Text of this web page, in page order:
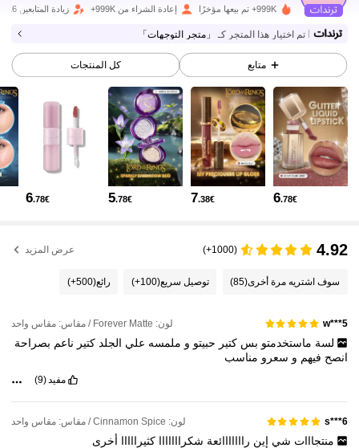
4.91 4.7M متابعون
4.91 4.7M متابعون
4.7M متابعون
999K+ تم بيعها مؤخرًا إعادة الشراء من 999K+ زيادة المتابعين 16%
تم اختيار هذا المتجر كـ 「متجر التوجهات」
متابع كل المنتجات
6.78€
7.38€
5.78€
6.78€
4.92
(1000+) عرض المزيد
سوف اشتريه مرة أخرى(85) توصيل سريع(100+) رائع(500+)
w***5 لون: Forever Matte / مقاس: مقاس واحد
لسة ماستخدمتو بس كتير حبيتو و ملمسه علي الجلد كتير ناعم بصراحة
انصح فيهم و سعرو مناسب
مفيد(9)
s***6 لون: Cinnamon Spice / مقاس: مقاس واحد
منتجااات شي إين رااااااائعة شكرااااااا كثيرااااا أخرى